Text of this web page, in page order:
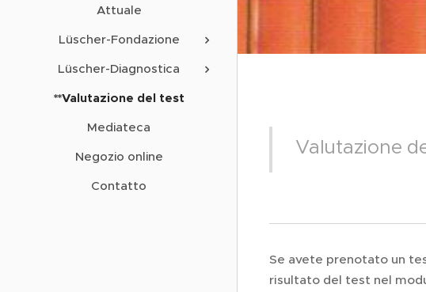
Attuale
Lüscher-Fondazione
Lüscher-Diagnostica
**Valutazione del test
Mediateca
Negozio online
Contatto
Valutazione
Se avete prenotato un
risultato del test nel